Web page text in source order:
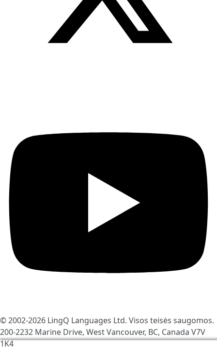
© 2002-2026 LingQ Languages Ltd. Visos teisės saugomos.
200-2232 Marine Drive, West Vancouver, BC, Canada V7V
1K4